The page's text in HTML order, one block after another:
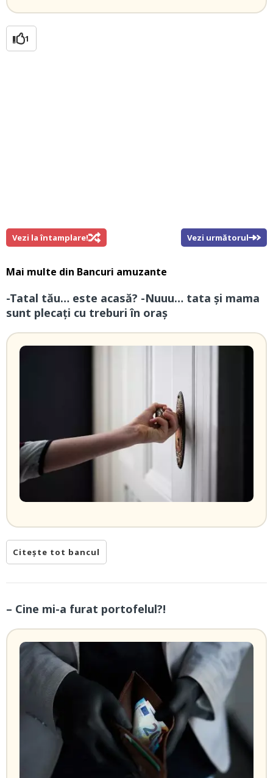
1
Vezi la întamplare! Vezi următorul
Mai multe din Bancuri amuzante
-Tatal tău… este acasă? -Nuuu… tata și mama
sunt plecați cu treburi în oraș
Citește tot bancul
– Cine mi-a furat portofelul?!